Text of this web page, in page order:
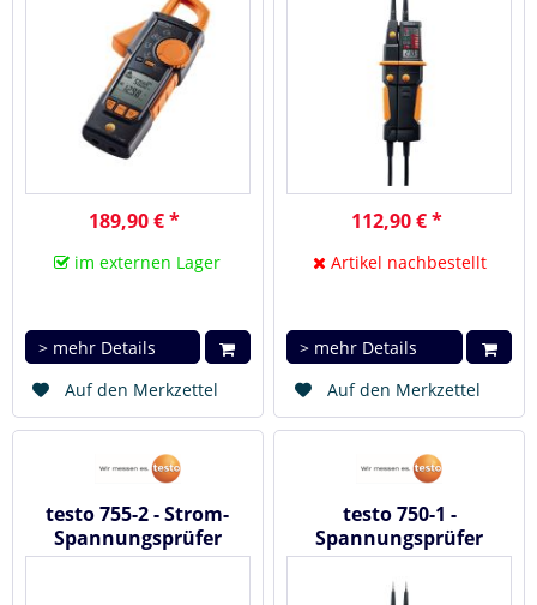
189,90 € *
im externen Lager
> mehr Details
Auf den Merkzettel
112,90 € *
Artikel nachbestellt
> mehr Details
Auf den Merkzettel
testo 755-2 - Strom-
Spannungsprüfer
testo 750-1 -
Spannungsprüfer